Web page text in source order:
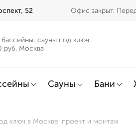
52 Офис закрыт.
сауны под ключ
руб. Москва
Сауны Бани
ключ в Москве: проект и монтаж